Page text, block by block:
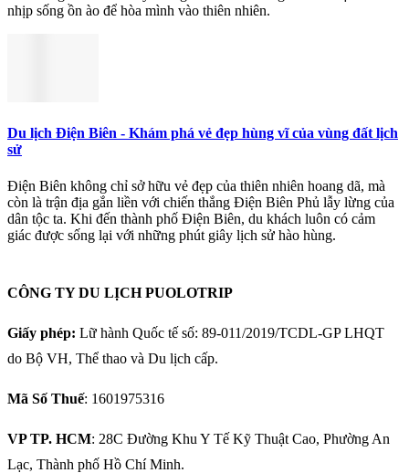
nhịp sống ồn ào để hòa mình vào thiên nhiên.
Du lịch Điện Biên - Khám phá vẻ đẹp hùng vĩ của vùng đất lịch
sử
Điện Biên không chỉ sở hữu vẻ đẹp của thiên nhiên hoang dã, mà
còn là trận địa gắn liền với chiến thắng Điện Biên Phủ lẫy lừng của
dân tộc ta. Khi đến thành phố Điện Biên, du khách luôn có cảm
giác được sống lại với những phút giây lịch sử hào hùng.
CÔNG TY DU LỊCH PUOLOTRIP
Giấy phép: Lữ hành Quốc tế số: 89-011/2019/TCDL-GP LHQT
do Bộ VH, Thể thao và Du lịch cấp.
Mã Số Thuế: 1601975316
VP TP. HCM: 28C Đường Khu Y Tế Kỹ Thuật Cao, Phường An
Lạc, Thành phố Hồ Chí Minh.